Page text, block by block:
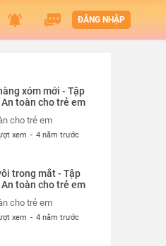
ĐĂNG NHẬP
xóm mới - Tập
toàn cho trẻ em
cho trẻ em
xem - 4 năm trước
trong mắt - Tập
toàn cho trẻ em
cho trẻ em
xem - 4 năm trước